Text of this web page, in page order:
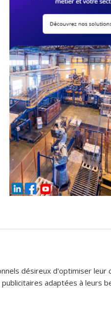
désireux d'optimiser leur
adaptées à leurs